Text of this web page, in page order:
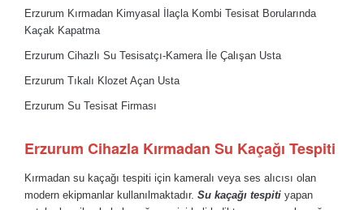
Erzurum Kırmadan Kimyasal İlaçla Kombi Tesisat Borularında
Kaçak Kapatma
Erzurum Cihazlı Su Tesisatçı-Kamera İle Çalışan Usta
Erzurum Tıkalı Klozet Açan Usta
Erzurum Su Tesisat Firması
Erzurum Cihazla Kırmadan Su Kaçağı Tespiti
Kırmadan su kaçağı tespiti için kameralı veya ses alıcısı olan
modern ekipmanlar kullanılmaktadır. Su kaçağı tespiti yapan